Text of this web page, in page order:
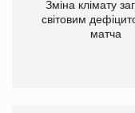
Зміна клімату
світовим
матча